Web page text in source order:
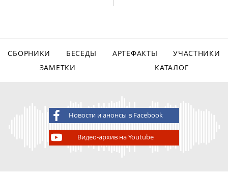
СБОРНИКИ БЕСЕДЫ АРТЕФАКТЫ
УЧАСТНИКИ
ЗАМЕТКИ
КАТАЛОГ
Новости и анонсы в Facebook
Видео-архив на Youtube